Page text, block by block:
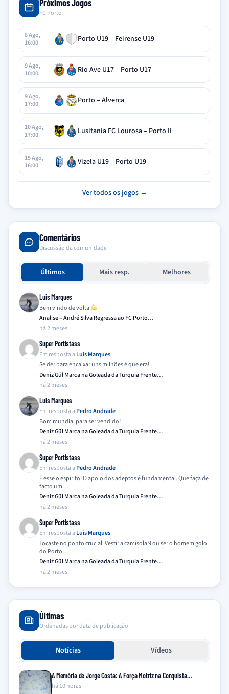
Próximos Jogos
FC Porto
8 Ago,
16:00
Porto U19 – Feirense U19
9 Ago,
10:00
Rio Ave U17 – Porto U17
9 Ago,
17:00
Porto – Alverca
10 Ago,
17:00
Lusitania FC Lourosa – Porto II
15 Ago,
16:00
Vizela U19 – Porto U19
Ver todos os jogos →
Comentários
Discussão da comunidade
Últimos Mais resp. Melhores
Luis Marques
Bem vindo de volta
Analise – André Silva Regressa ao FC Porto…
há 2 meses
Super Portistass
Em resposta a Luis Marques
Se der para encaixar uns milhões é que era!
Deniz Gül Marca na Goleada da Turquia Frente…
há 2 meses
Luis Marques
Em resposta a Pedro Andrade
Bom mundial para ser vendido!
Deniz Gül Marca na Goleada da Turquia Frente…
há 2 meses
Super Portistass
Em resposta a Pedro Andrade
É esse o espírito! O apoio dos adeptos é fundamental. Que faça de
facto um…
Deniz Gül Marca na Goleada da Turquia Frente…
há 2 meses
Super Portistass
Em resposta a Luis Marques
Tocaste no ponto crucial. Vestir a camisola 9 ou ser o homem golo
do Porto…
Deniz Gül Marca na Goleada da Turquia Frente…
há 2 meses
Últimas
Ordenadas por data de publicação
Notícias Vídeos
A Memória de Jorge Costa: A Força Motriz na Conquista…
há 10 horas